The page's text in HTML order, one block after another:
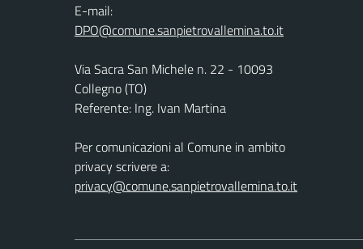
E-mail:
Via Sacra San Michele n. 22 - 10093
Collegno (TO)
Referente: Ing. Ivan Martina
Per comunicazioni al Comune in ambito
privacy scrivere a:
privacy@comune.sanpietrovallemina.to.it